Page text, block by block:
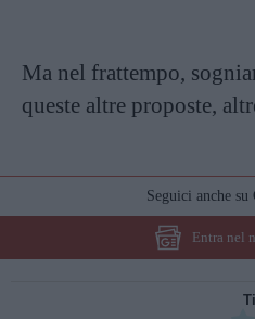
Ma nel frattempo,
queste altre proposte,
Seguici anche su
Entra nel